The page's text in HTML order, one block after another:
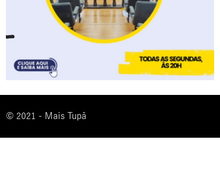
© 2021 - Mais Tupã